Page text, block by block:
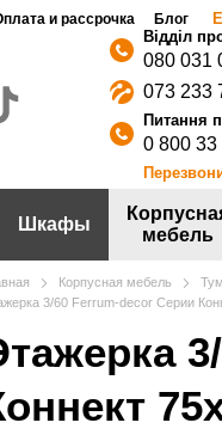
и рассрочка Блог
080 031
073 233
0 800 33
Шкафы
мебель
Корпусная мебель
3/60 Ferrum-decor Серии